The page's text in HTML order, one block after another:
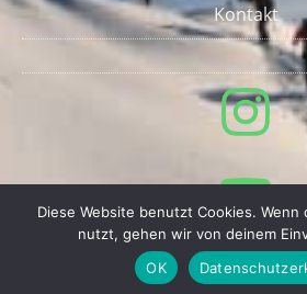
Kontakt
Diese Website benutzt Cookies.
nutzt, gehen wir von deinem
OK